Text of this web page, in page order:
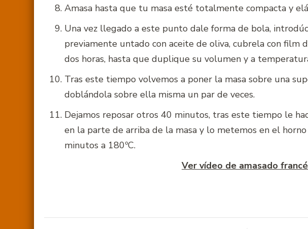
Amasa hasta que tu masa esté totalmente compacta y
Una vez llegado a este punto dale forma de bola,
previamente untado con aceite de oliva, cubrela con film
dos horas, hasta que duplique su volumen y a
Tras este tiempo volvemos a poner la masa sobre una
doblándola sobre ella misma un par de veces.
Dejamos reposar otros 40 minutos, tras este tiempo le
en la parte de arriba de la masa y lo metemos en el
minutos a 180ºC.
Ver vídeo de amasado